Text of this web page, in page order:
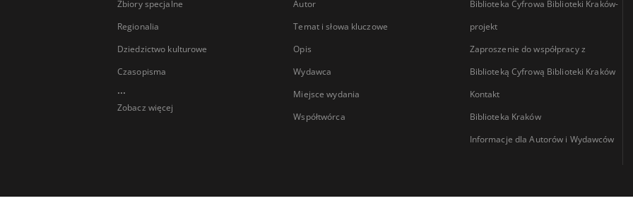
Zbiory specjalne
Regionalia
Dziedzictwo kulturowe
Czasopisma
...
Zobacz więcej
Autor
Temat i słowa kluczowe
Opis
Wydawca
Miejsce wydania
Współtwórca
Biblioteka Cyfrowa Biblioteki Kraków-
projekt
Zaproszenie do współpracy z
Biblioteką Cyfrową Biblioteki Kraków
Kontakt
Biblioteka Kraków
Informacje dla Autorów i Wydawców